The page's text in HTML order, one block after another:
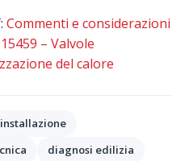
Commenti e considerazioni
– Valvole
del calore
diagnosi edilizia